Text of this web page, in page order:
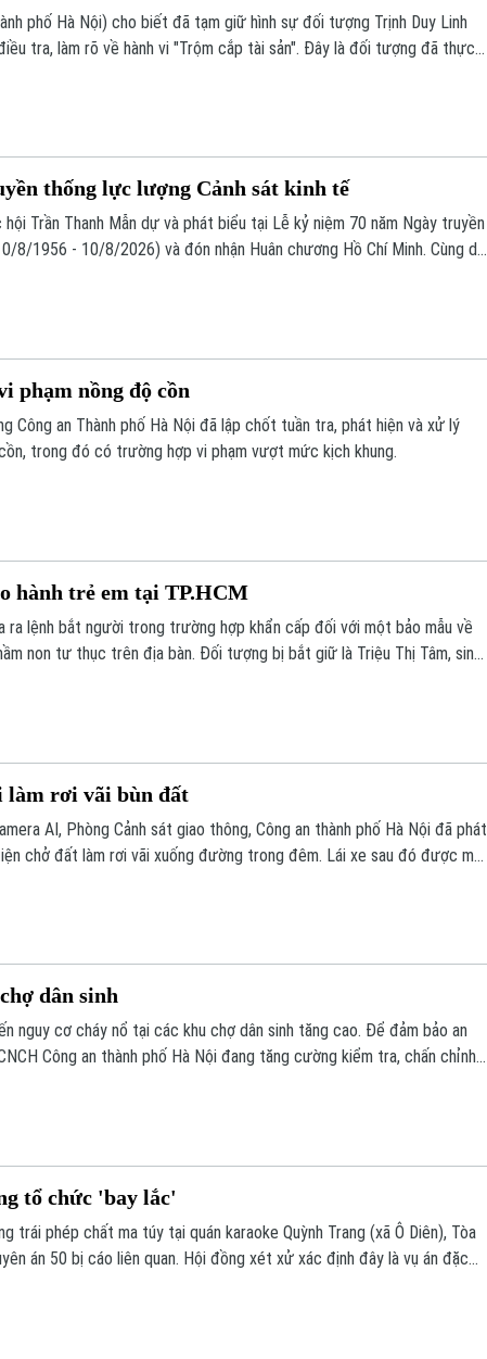
phố Hà Nội) cho biết đã tạm giữ hình sự đối tượng Trịnh Duy Linh
tra, làm rõ về hành vi "Trộm cắp tài sản". Đây là đối tượng đã thực
thống lực lượng Cảnh sát kinh tế
Trần Thanh Mẫn dự và phát biểu tại Lễ kỷ niệm 70 năm Ngày truyền
8/1956 - 10/8/2026) và đón nhận Huân chương Hồ Chí Minh. Cùng dự
phạm nồng độ cồn
Công an Thành phố Hà Nội đã lập chốt tuần tra, phát hiện và xử lý
trong đó có trường hợp vi phạm vượt mức kịch khung.
hành trẻ em tại TP.HCM
ra lệnh bắt người trong trường hợp khẩn cấp đối với một bảo mẫu về
non tư thục trên địa bàn. Đối tượng bị bắt giữ là Triệu Thị Tâm, sinh
làm rơi vãi bùn đất
AI, Phòng Cảnh sát giao thông, Công an thành phố Hà Nội đã phát
chở đất làm rơi vãi xuống đường trong đêm. Lái xe sau đó được mời
dân sinh
nguy cơ cháy nổ tại các khu chợ dân sinh tăng cao. Để đảm bảo an
Công an thành phố Hà Nội đang tăng cường kiểm tra, chấn chỉnh
tổ chức 'bay lắc'
trái phép chất ma túy tại quán karaoke Quỳnh Trang (xã Ô Diên), Tòa
án 50 bị cáo liên quan. Hội đồng xét xử xác định đây là vụ án đặc